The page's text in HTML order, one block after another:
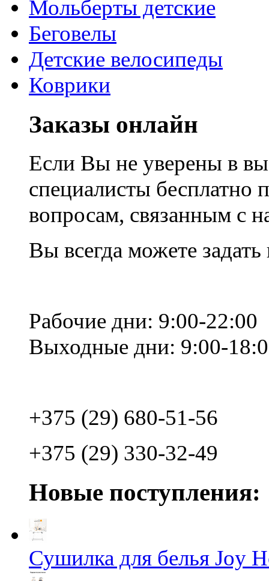
Мольберты детские
Беговелы
Детские велосипеды
Коврики
Заказы онлайн
Если Вы не уверены в
специалисты
вопросам, связанным с
Вы всегда можете
Рабочие дни: 9:00-22:00
Выходные дни: 9:00-
+375 (29) 680-51-56
+375 (29) 330-32-49
Новые поступления:
Сушилка для белья Joy